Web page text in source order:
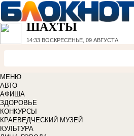
ШАХТЫ
14:33 ВОСКРЕСЕНЬЕ, 09 АВГУСТА
МЕНЮ
АВТО
АФИША
ЗДОРОВЬЕ
КОНКУРСЫ
КРАЕВЕДЧЕСКИЙ МУЗЕЙ
КУЛЬТУРА